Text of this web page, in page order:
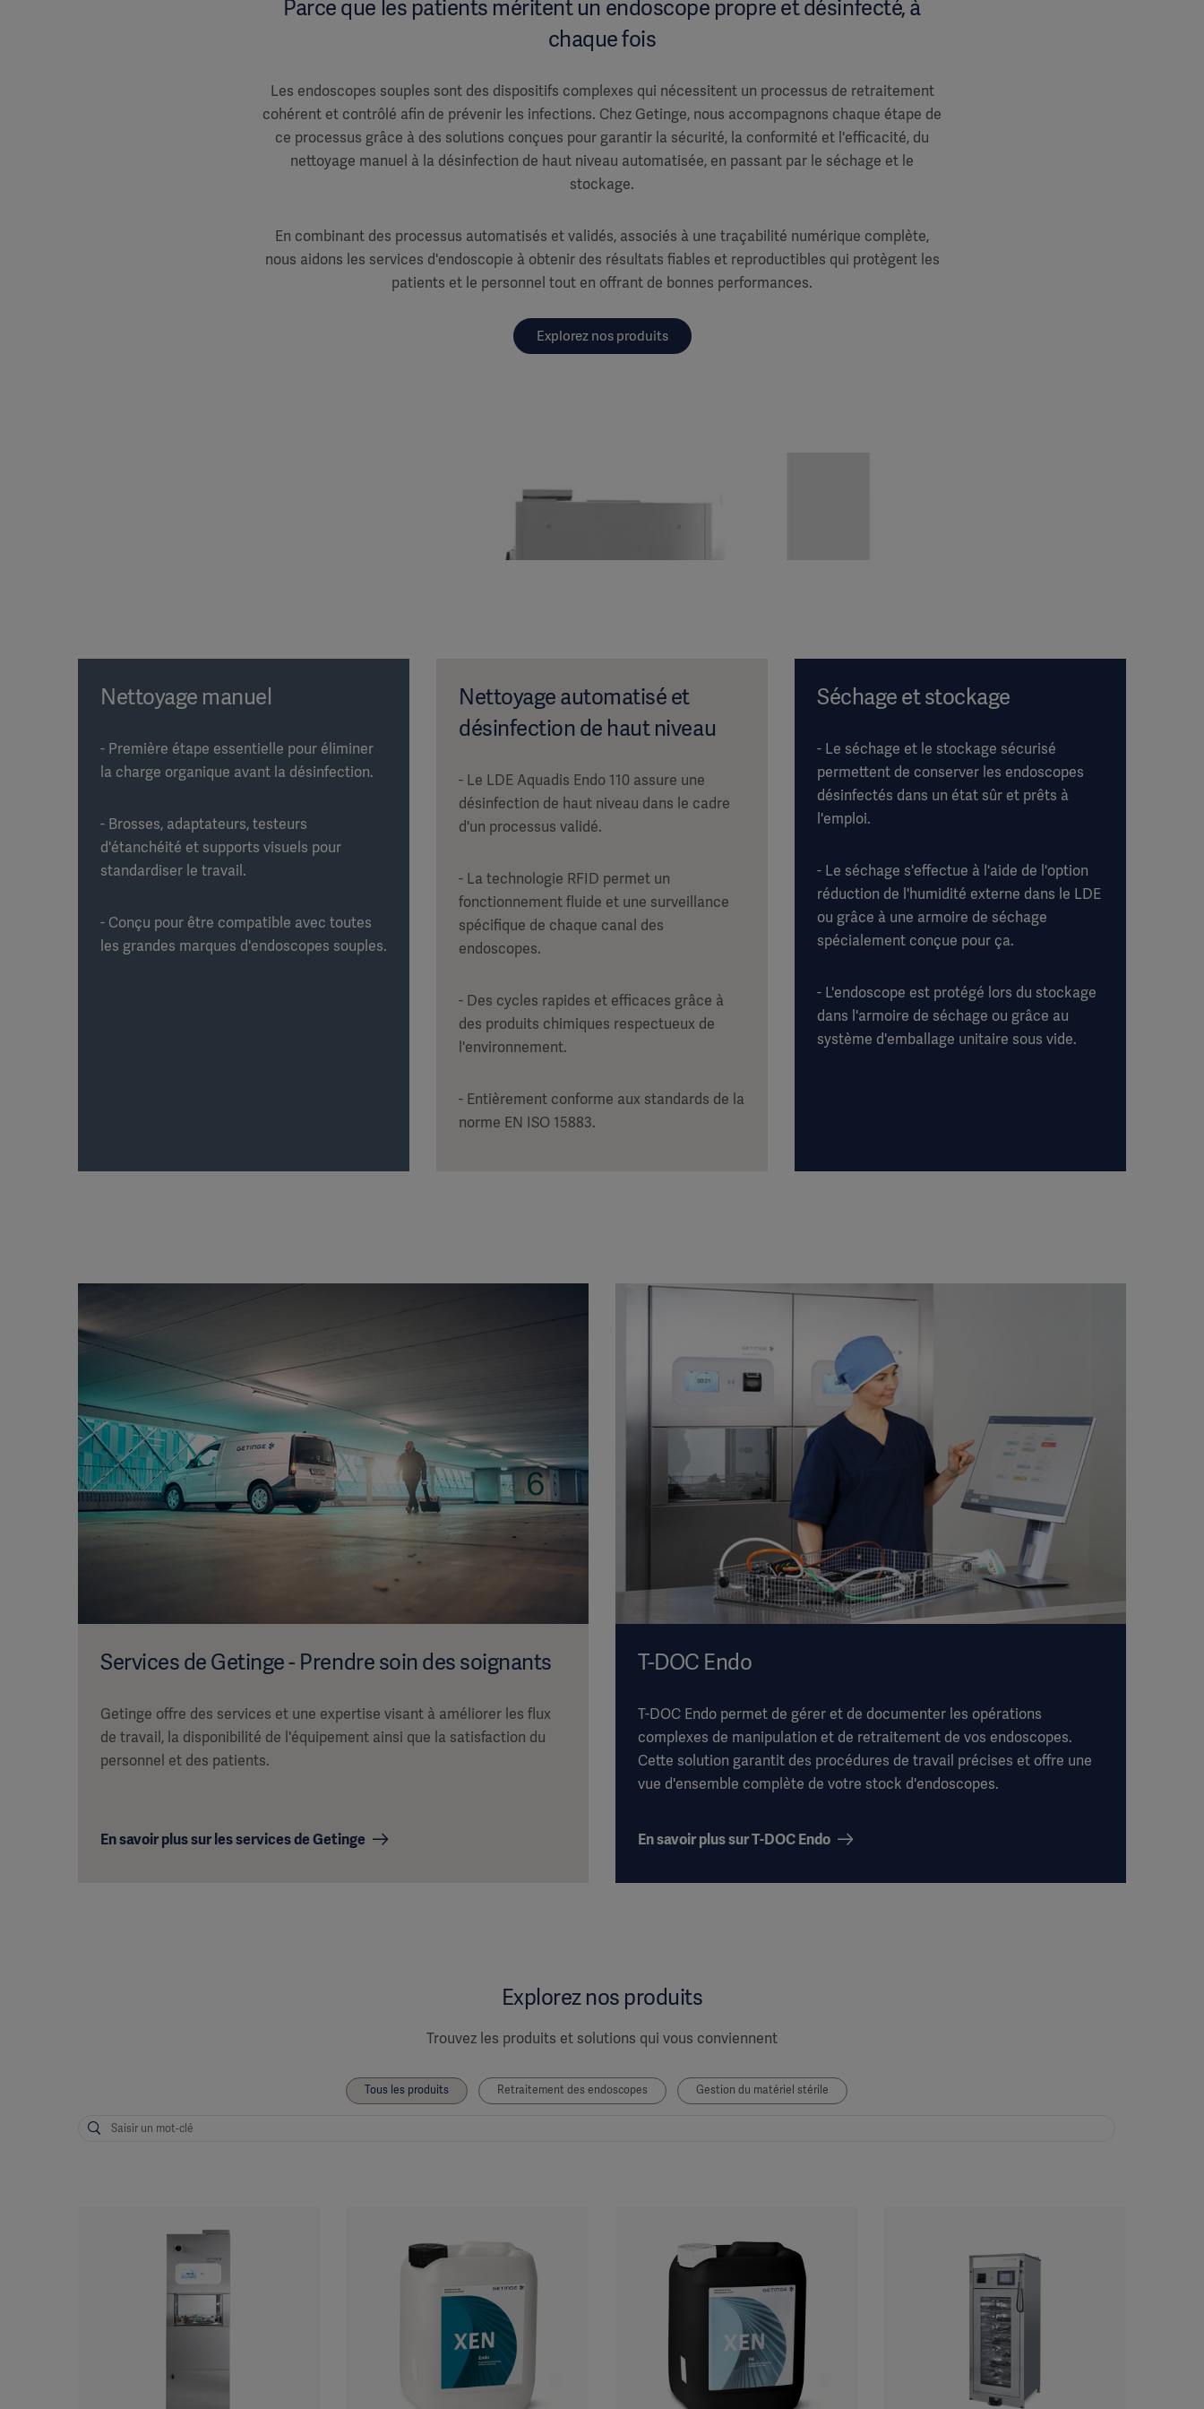
Parce que les patients méritent un endoscope propre et désinfecté, à
chaque fois
Les endoscopes souples sont des dispositifs complexes qui nécessitent un processus de retraitement
cohérent et contrôlé afin de prévenir les infections. Chez Getinge, nous accompagnons chaque étape de
ce processus grâce à des solutions conçues pour garantir la sécurité, la conformité et l'efficacité, du
nettoyage manuel à la désinfection de haut niveau automatisée, en passant par le séchage et le
stockage.
En combinant des processus automatisés et validés, associés à une traçabilité numérique complète,
nous aidons les services d'endoscopie à obtenir des résultats fiables et reproductibles qui protègent les
patients et le personnel tout en offrant de bonnes performances.
Explorez nos produits
Nettoyage manuel
- Première étape essentielle pour éliminer
la charge organique avant la désinfection.
- Brosses, adaptateurs, testeurs
d'étanchéité et supports visuels pour
standardiser le travail.
- Conçu pour être compatible avec toutes
les grandes marques d'endoscopes souples.
Nettoyage automatisé et
désinfection de haut niveau
- Le LDE Aquadis Endo 110 assure une
désinfection de haut niveau dans le cadre
d'un processus validé.
- La technologie RFID permet un
fonctionnement fluide et une surveillance
spécifique de chaque canal des
endoscopes.
- Des cycles rapides et efficaces grâce à
des produits chimiques respectueux de
l'environnement.
- Entièrement conforme aux standards de la
norme EN ISO 15883.
Séchage et stockage
- Le séchage et le stockage sécurisé
permettent de conserver les endoscopes
désinfectés dans un état sûr et prêts à
l'emploi.
- Le séchage s'effectue à l'aide de l'option
réduction de l'humidité externe dans le LDE
ou grâce à une armoire de séchage
spécialement conçue pour ça.
- L'endoscope est protégé lors du stockage
dans l'armoire de séchage ou grâce au
système d'emballage unitaire sous vide.
Services de Getinge - Prendre soin des soignants
Getinge offre des services et une expertise visant à améliorer les flux
de travail, la disponibilité de l'équipement ainsi que la satisfaction du
personnel et des patients.
En savoir plus sur les services de Getinge
T-DOC Endo
T-DOC Endo permet de gérer et de documenter les opérations
complexes de manipulation et de retraitement de vos endoscopes.
Cette solution garantit des procédures de travail précises et offre une
vue d'ensemble complète de votre stock d'endoscopes.
En savoir plus sur T-DOC Endo
Explorez nos produits
Trouvez les produits et solutions qui vous conviennent
Tous les produits Retraitement des endoscopes Gestion du matériel stérile